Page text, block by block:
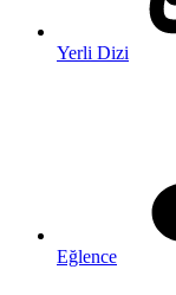
Yerli Dizi
Eğlence